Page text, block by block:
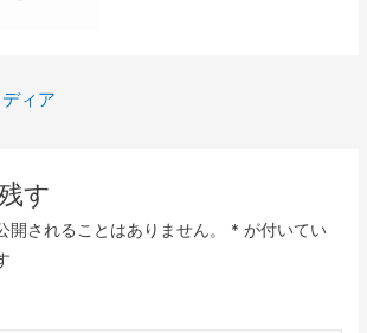
ィア
す
開されることはありません。 * が付いてい